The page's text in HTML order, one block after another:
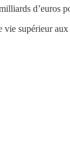
d’euros
vie supérieur